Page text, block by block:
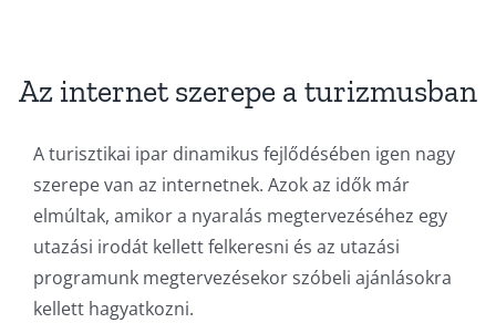
Az internet szerepe a turizmusban
A turisztikai ipar dinamikus fejlődésében igen nagy
szerepe van az internetnek. Azok az idők már
elmúltak, amikor a nyaralás megtervezéséhez egy
utazási irodát kellett felkeresni és az utazási
programunk megtervezésekor szóbeli ajánlásokra
kellett hagyatkozni.